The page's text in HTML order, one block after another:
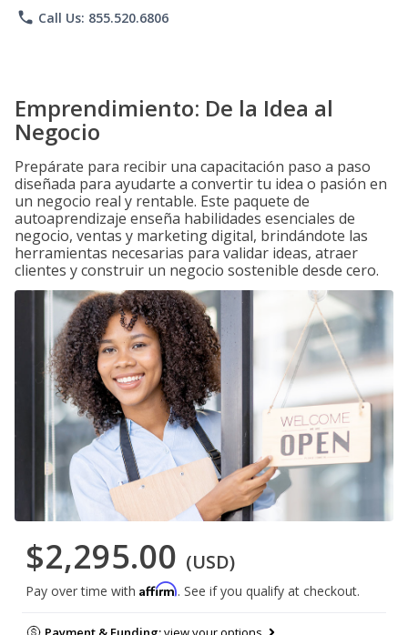
phone Call Us: 855.520.6806
Emprendimiento: De la Idea al
Negocio
Prepárate para recibir una capacitación paso a paso
diseñada para ayudarte a convertir tu idea o pasión en
un negocio real y rentable. Este paquete de
autoaprendizaje enseña habilidades esenciales de
negocio, ventas y marketing digital, brindándote las
herramientas necesarias para validar ideas, atraer
clientes y construir un negocio sostenible desde cero.
$2,295.00 (USD)
Pay over time with Affirm. See if you qualify at checkout.